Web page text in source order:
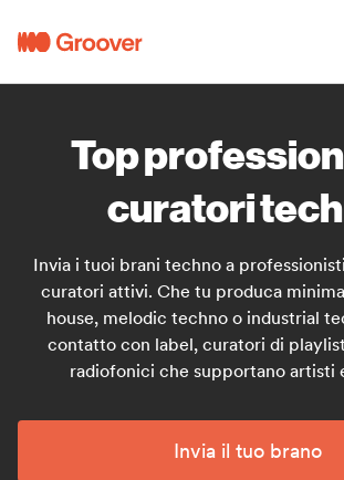
Top
curatori
Invia i tuoi brani techno a
curatori attivi. Che tu produca
house, melodic techno o industrial
contatto con label, curatori di
radiofonici che supportano artisti
Invia il tuo brano